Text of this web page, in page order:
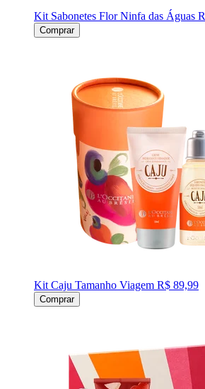
Kit Sabonetes Flor Ninfa das Águas
Comprar
Kit Caju Tamanho Viagem R$ 89,99
Comprar